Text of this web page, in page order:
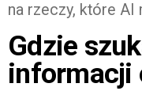
na rzeczy, które AI
Gdzie
informacji